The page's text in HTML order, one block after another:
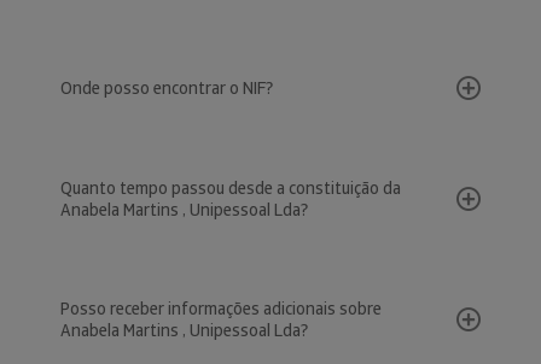
Onde posso encontrar o NIF?
Quanto tempo passou desde a constituição da
Anabela Martins , Unipessoal Lda?
Posso receber informações adicionais sobre
Anabela Martins , Unipessoal Lda?